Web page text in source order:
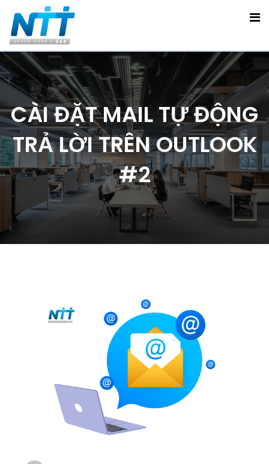
CÀI ĐẶT MAIL TỰ ĐỘNG
TRẢ LỜI TRÊN OUTLOOK
#2